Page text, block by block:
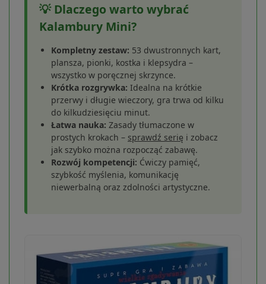
💡 Dlaczego warto wybrać
Kalambury Mini?
Kompletny zestaw: 53 dwustronnych kart,
plansza, pionki, kostka i klepsydra –
wszystko w poręcznej skrzynce.
Krótka rozgrywka: Idealna na krótkie
przerwy i długie wieczory, gra trwa od kilku
do kilkudziesięciu minut.
Łatwa nauka: Zasady tłumaczone w
prostych krokach – sprawdź serię i zobacz
jak szybko można rozpocząć zabawę.
Rozwój kompetencji: Ćwiczy pamięć,
szybkość myślenia, komunikację
niewerbalną oraz zdolności artystyczne.